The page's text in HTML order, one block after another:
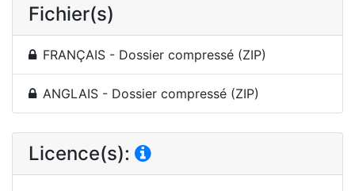
Fichier(s)
FRANÇAIS - Dossier compressé (ZIP)
ANGLAIS - Dossier compressé (ZIP)
Licence(s):